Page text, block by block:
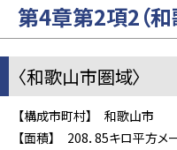
第4章第2項2（和
〈和歌山市圏域〉
【構成市町村】 和歌山市
【面積】 208．85キロ平方メ